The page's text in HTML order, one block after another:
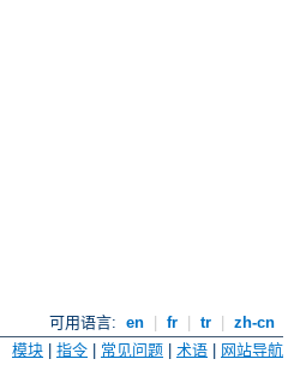
可用语言: en fr tr
zh-cn
模块 | 指令 | 常见问题 | 术语 | 网站导航